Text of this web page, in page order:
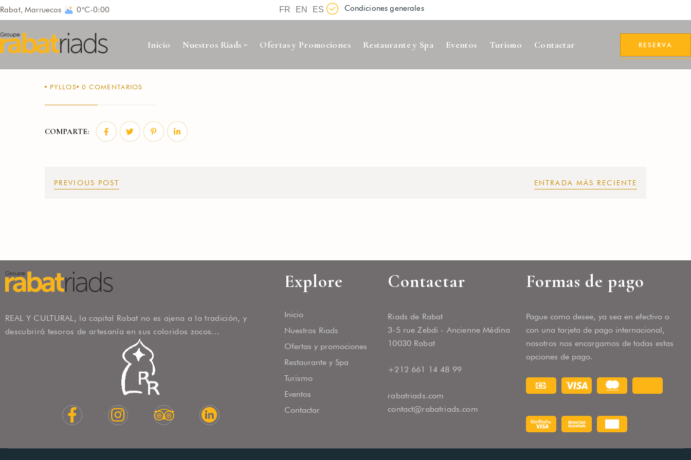
Rabat, Marruecos 0°C-0:00 FR EN ES Condiciones generales
Inicio Nuestros Riads Ofertas y Promociones Restaurante y Spa Eventos Turismo Contactar RESERVA
PYLLOS 0 COMENTARIOS
COMPARTE:
PREVIOUS POST ENTRADA MÁS RECIENTE
REAL Y CULTURAL, la capital Rabat no es ajena a la tradición, y
descubrirá tesoros de artesanía en sus coloridos zocos...
Explore
Inicio
Nuestros Riads
Ofertas y promociones
Restaurante y Spa
Turismo
Eventos
Contactar
Contactar
Riads de Rabat
3-5 rue Zebdi - Ancienne Médina
10030 Rabat
+212 661 14 48 99
rabatriads.com
contact@rabatriads.com
Formas de pago
Pague como desee, ya sea en efectivo o
con una tarjeta de pago internacional,
nosotros nos encargamos de todas estas
opciones de pago.
¿Ha olvidado su contraseña?
OFERTA EXCLUSIVA PARA SOCIOS
EXAMEN EN PROFUNDIDAD DE LA INFORMACIÓN
HORARIA